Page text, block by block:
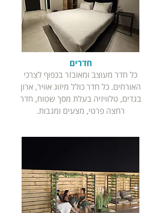
חדרים
כל חדר מעוצב ומאובזר בכפוף לצרכי
האורחים. כל חדר כולל מיזוג אוויר, ארון
בגדים, טלוויזיה בעלת מסך שטוח, חדר
רחצה פרטי, מצעים ומגבות.